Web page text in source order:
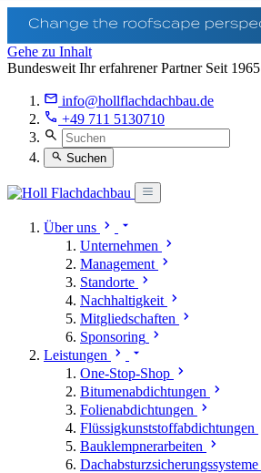
Gehe zu Inhalt
Bundesweit Ihr erfahrener Partner Seit 1965
info@hollflachdachbau.de
+49 711 5130710
Suchen
Über uns
Unternehmen
Management
Standorte
Nachhaltigkeit
Mitgliedschaften
Sponsoring
Leistungen
One-Stop-Shop
Bitumenabdichtungen
Folienabdichtungen
Flüssigkunststoffabdichtungen
Bauklempnerarbeiten
Dachabsturzsicherungssysteme